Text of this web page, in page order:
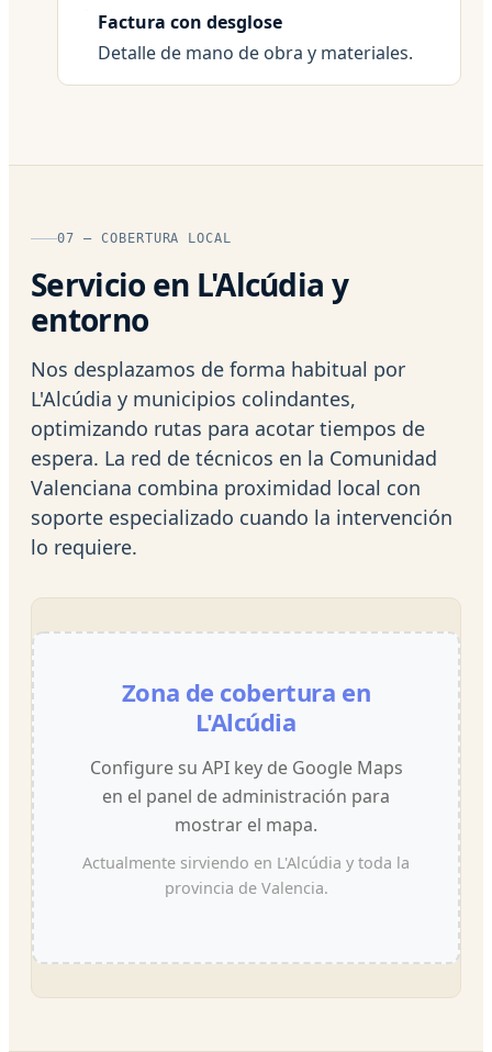
Factura con desglose
Detalle de mano de obra y materiales.
07 — COBERTURA LOCAL
Servicio en L'Alcúdia y
entorno
Nos desplazamos de forma habitual por
L'Alcúdia y municipios colindantes,
optimizando rutas para acotar tiempos de
espera. La red de técnicos en la Comunidad
Valenciana combina proximidad local con
soporte especializado cuando la intervención
lo requiere.
Zona de cobertura en
L'Alcúdia
Configure su API key de Google Maps
en el panel de administración para
mostrar el mapa.
Actualmente sirviendo en L'Alcúdia y toda la
provincia de Valencia.